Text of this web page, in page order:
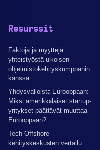
Resurssit
Faktoja ja myyttejä
yhteistyöstä ulkoisen
ohjelmistokehityskumppanin
kanssa
Yhdysvalloista Eurooppaan:
Miksi amerikkalaiset startup-
yritykset päättävät muuttaa
Eurooppaan?
Tech Offshore -
kehityskeskusten vertailu: